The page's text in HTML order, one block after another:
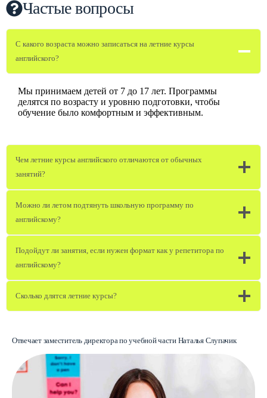
Частые вопросы
С какого возраста можно записаться на летние курсы
английского?
Мы принимаем детей от 7 до 17 лет. Программы
делятся по возрасту и уровню подготовки, чтобы
обучение было комфортным и эффективным.
Чем летние курсы английского отличаются от обычных
занятий?
Можно ли летом подтянуть школьную программу по
английскому?
Подойдут ли занятия, если нужен формат как у репетитора по
английскому?
Сколько длятся летние курсы?
Отвечает заместитель директора по учебной части Наталья Слупачик